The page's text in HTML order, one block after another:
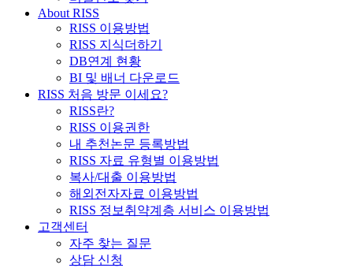
About RISS
RISS 이용방법
RISS 지식더하기
DB연계 현황
BI 및 배너 다운로드
RISS 처음 방문 이세요?
RISS란?
RISS 이용권한
내 추천논문 등록방법
RISS 자료 유형별 이용방법
복사/대출 이용방법
해외전자자료 이용방법
RISS 정보취약계층 서비스 이용방법
고객센터
자주 찾는 질문
상담 신청